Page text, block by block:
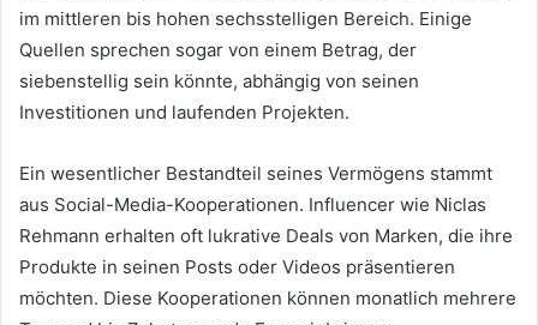
im mittleren bis hohen sechsstelligen Bereich. Einige
Quellen sprechen sogar von einem Betrag, der
siebenstellig sein könnte, abhängig von seinen
Investitionen und laufenden Projekten.
Ein wesentlicher Bestandteil seines Vermögens stammt
aus Social-Media-Kooperationen. Influencer wie Niclas
Rehmann erhalten oft lukrative Deals von Marken, die ihre
Produkte in seinen Posts oder Videos präsentieren
möchten. Diese Kooperationen können monatlich mehrere